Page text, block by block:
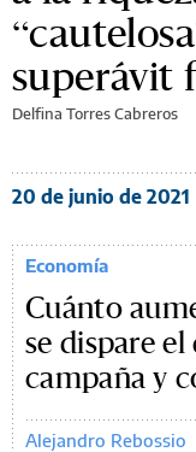
superávit
Delfina Torres Cabreros
20 de junio de 2021
Economía
Cuánto
se dispare
campaña y
Alejandro Rebossio